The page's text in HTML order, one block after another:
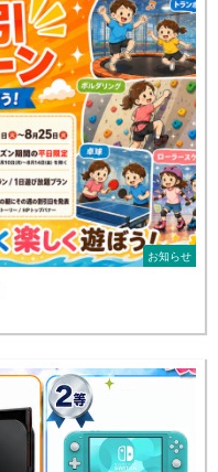
お知らせ